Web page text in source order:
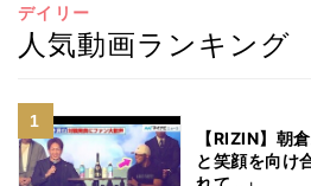
デイリー
人気動画ランキング
【RIZIN】朝
と笑顔を向け